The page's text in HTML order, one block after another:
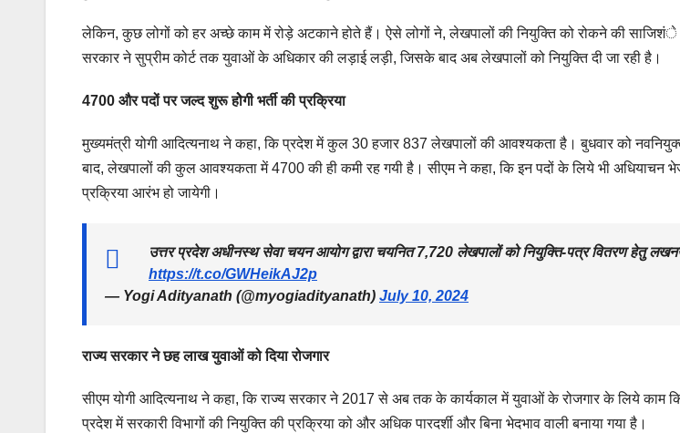
लेकिन, कुछ लोगों को हर अच्छे काम में रोड़े अटकाने होते हैं। ऐसे लोगों ने, लेखपालों की नियुक्ति को रोकने की साजिशंे
सरकार ने सुप्रीम कोर्ट तक युवाओं के अधिकार की लड़ाई लड़ी, जिसके बाद अब लेखपालों को नियुक्ति दी जा रही है।
4700 और पदों पर जल्द शुरू होेगी भर्ती की प्रक्रिया
मुख्यमंत्री योगी आदित्यनाथ ने कहा, कि प्रदेश में कुल 30 हजार 837 लेखपालों की आवश्यकता है। बुधवार को
बाद, लेखपालों की कुल आवश्यकता में 4700 की ही कमी रह गयी है। सीएम ने कहा, कि इन पदों के लिये भी अधियाचन
प्रक्रिया आरंभ हो जायेगी।
उत्तर प्रदेश अधीनस्थ सेवा चयन आयोग द्वारा चयनित 7,720 लेखपालों को नियुक्ति-पत्र वितरण हेतु
https://t.co/GWHeikAJ2p
— Yogi Adityanath (@myogiadityanath) July 10, 2024
राज्य सरकार ने छह लाख युवाओं को दिया रोजगार
सीएम योगी आदित्यनाथ ने कहा, कि राज्य सरकार ने 2017 से अब तक के कार्यकाल में युवाओं के रोजगार के लिये काम
प्रदेश में सरकारी विभागों की नियुक्ति की प्रक्रिया को और अधिक पारदर्शी और बिना भेदभाव वाली बनाया गया है।